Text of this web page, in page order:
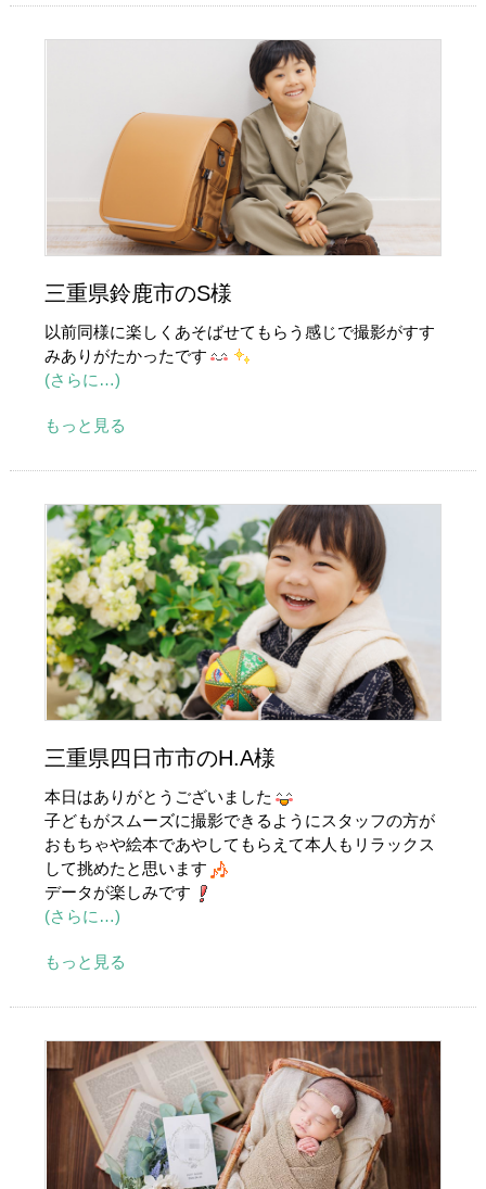
三重県鈴鹿市のS様
以前同様に楽しくあそばせてもらう感じで撮影がすす
みありがたかったです
(さらに…)
もっと見る
三重県四日市市のH.A様
本日はありがとうございました
子どもがスムーズに撮影できるようにスタッフの方が
おもちゃや絵本であやしてもらえて本人もリラックス
して挑めたと思います
データが楽しみです
(さらに…)
もっと見る